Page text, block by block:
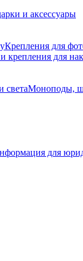
и аксессуары
Крепления для
крепления для
светаМоноподы,
для